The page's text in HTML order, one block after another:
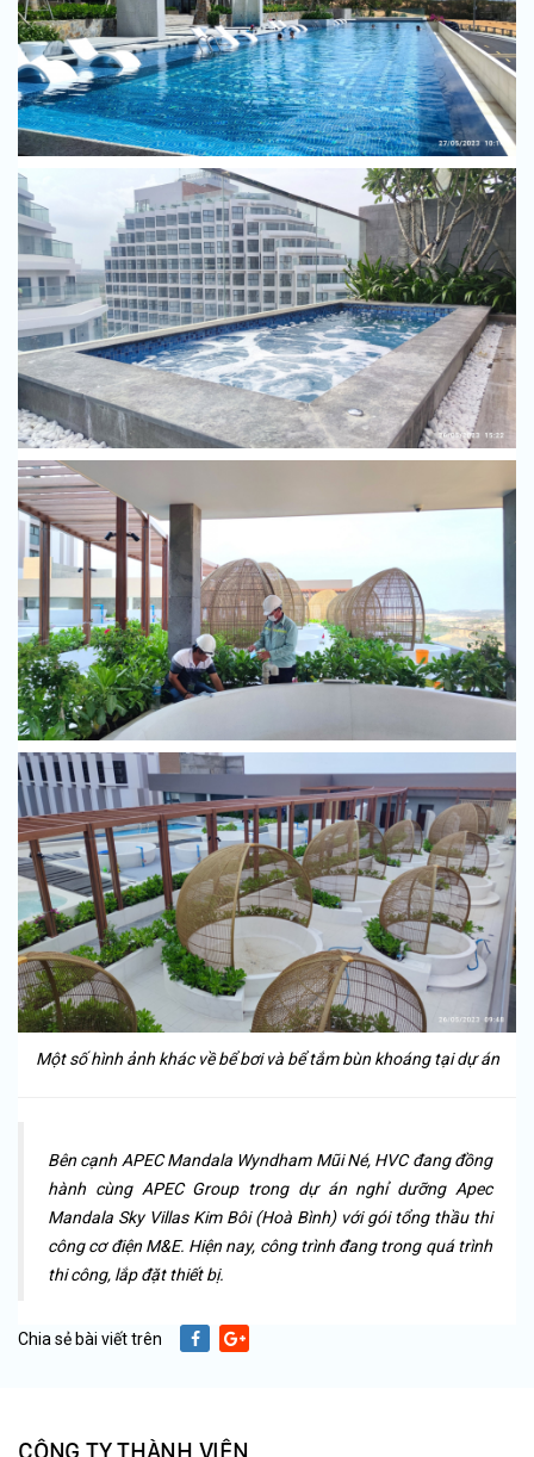
Một số hình ảnh khác về bể bơi và bể tắm bùn khoáng tại dự án
Bên cạnh APEC Mandala Wyndham Mũi Né, HVC đang đồng
hành cùng APEC Group trong dự án nghỉ dưỡng Apec
Mandala Sky Villas Kim Bôi (Hoà Bình) với gói tổng thầu thi
công cơ điện M&E. Hiện nay, công trình đang trong quá trình
thi công, lắp đặt thiết bị.
Chia sẻ bài viết trên
CÔNG TY THÀNH VIÊN